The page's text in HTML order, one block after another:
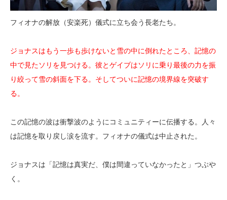
フィオナの解放（安楽死）儀式に立ち会う長老たち。
ジョナスはもう一歩も歩けないと雪の中に倒れたところ、記憶の
中で見たソリを見つける。彼とゲイブはソリに乗り最後の力を振
り絞って雪の斜面を下る。そしてついに記憶の境界線を突破す
る。
この記憶の波は衝撃波のようにコミュニティーに伝播する。人々
は記憶を取り戻し涙を流す。フィオナの儀式は中止された。
ジョナスは「記憶は真実だ、僕は間違っていなかったと」つぶや
く。